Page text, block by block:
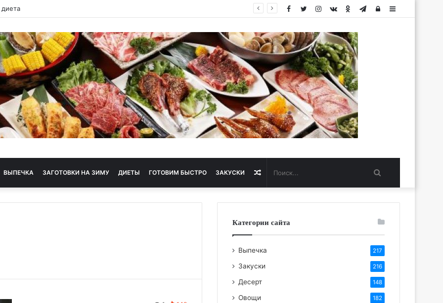
Sidebar
Авторизация
Telegram
Одноклассники
vk.com
Instagram
Twitter
Facebook
ВЫПЕЧКА ЗАГОТОВКИ НА ЗИМУ ДИЕТЫ ГОТОВИМ БЫСТРО ЗАКУСКИ Случайная
статья
Категории сайта
Выпечка 217
Закуски 216
Десерт 148
Овощи 182